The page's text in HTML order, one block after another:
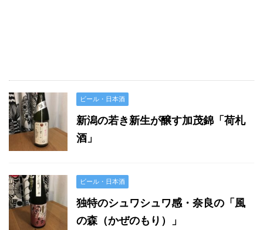
ビール・日本酒
新潟の若き新生が醸す加茂錦「荷札
酒」
ビール・日本酒
独特のシュワシュワ感・奈良の「風
の森（かぜのもり）」